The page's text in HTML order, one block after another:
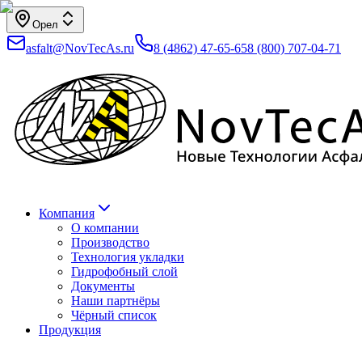
Орел
asfalt@NovTecAs.ru 8 (4862) 47-65-658 (800) 707-04-71
Компания
О компании
Производство
Технология укладки
Гидрофобный слой
Документы
Наши партнёры
Чёрный список
Продукция